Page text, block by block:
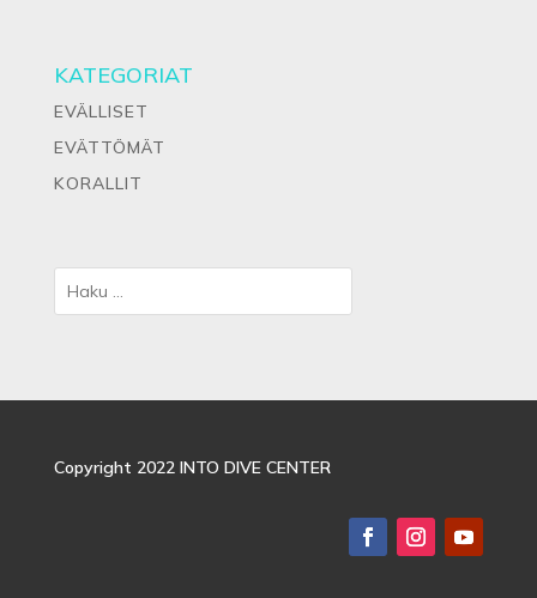
KATEGORIAT
EVÄLLISET
EVÄTTÖMÄT
KORALLIT
Copyright 2022 INTO DIVE CENTER